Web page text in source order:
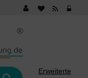
Erweiterte